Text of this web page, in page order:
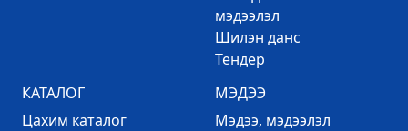
мэдээлэл
Шилэн данс
Тендер
КАТАЛОГ
Цахим каталог
МЭДЭЭ
Mэдээ, мэдээлэл